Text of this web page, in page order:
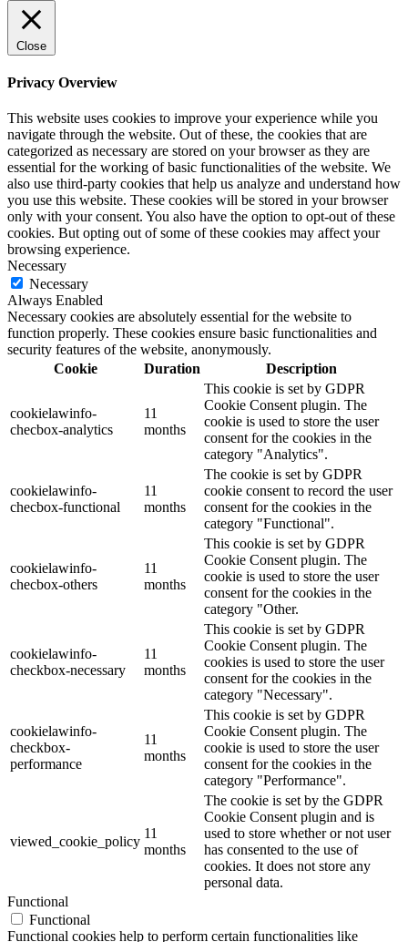
Close
Privacy Overview
This website uses cookies to improve your experience while you
navigate through the website. Out of these, the cookies that are
categorized as necessary are stored on your browser as they are
essential for the working of basic functionalities of the website. We
also use third-party cookies that help us analyze and understand how
you use this website. These cookies will be stored in your browser
only with your consent. You also have the option to opt-out of these
cookies. But opting out of some of these cookies may affect your
browsing experience.
Necessary
Necessary
Always Enabled
Necessary cookies are absolutely essential for the website to
function properly. These cookies ensure basic functionalities and
security features of the website, anonymously.
Cookie
Duration Description
cookielawinfo-
checbox-analytics
11
months
This cookie is set by GDPR
Cookie Consent plugin. The
cookie is used to store the user
consent for the cookies in the
category "Analytics".
cookielawinfo-
checbox-functional
11
months
The cookie is set by GDPR
cookie consent to record the user
consent for the cookies in the
category "Functional".
cookielawinfo-
checbox-others
11
months
This cookie is set by GDPR
Cookie Consent plugin. The
cookie is used to store the user
consent for the cookies in the
category "Other.
cookielawinfo-
checkbox-necessary
11
months
This cookie is set by GDPR
Cookie Consent plugin. The
cookies is used to store the user
consent for the cookies in the
category "Necessary".
cookielawinfo-
checkbox-
performance
11
months
This cookie is set by GDPR
Cookie Consent plugin. The
cookie is used to store the user
consent for the cookies in the
category "Performance".
viewed_cookie_policy
11
months
The cookie is set by the GDPR
Cookie Consent plugin and is
used to store whether or not user
has consented to the use of
cookies. It does not store any
personal data.
Functional
Functional
Functional cookies help to perform certain functionalities like